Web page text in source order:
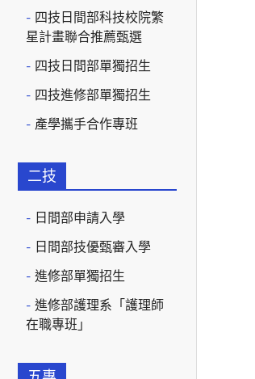
四技日間部科技校院繁
星計畫聯合推薦甄選
四技日間部單獨招生
四技進修部單獨招生
產學攜手合作專班
二技
日間部申請入學
日間部技優甄審入學
進修部單獨招生
進修部護理系「護理師
在職專班」